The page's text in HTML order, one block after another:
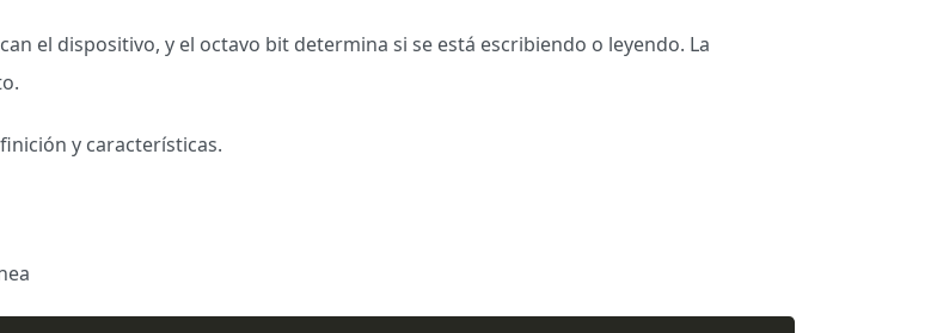
el dispositivo, y el octavo bit determina si se está escribiendo o leyendo. La
y características.